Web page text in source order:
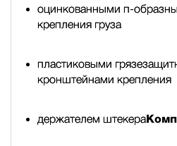
оцинкованными п-
крепления груза
пластиковыми
кронштейнами крепления
держателем штекера